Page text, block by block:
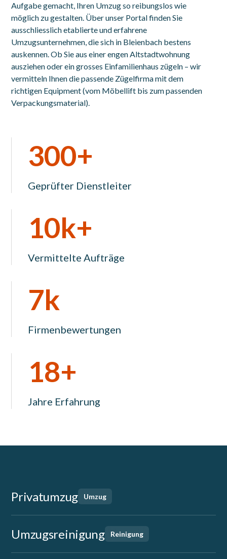
Aufgabe gemacht, Ihren Umzug so reibungslos wie
möglich zu gestalten. Über unser Portal finden Sie
ausschliesslich etablierte und erfahrene
Umzugsunternehmen, die sich in Bleienbach bestens
auskennen. Ob Sie aus einer engen Altstadtwohnung
ausziehen oder ein grosses Einfamilienhaus zügeln – wir
vermitteln Ihnen die passende Zügelfirma mit dem
richtigen Equipment (vom Möbellift bis zum passenden
Verpackungsmaterial).
300+
Geprüfter Dienstleiter
10k+
Vermittelte Aufträge
7k
Firmenbewertungen
18+
Jahre Erfahrung
Privatumzug Umzug
Umzugsreinigung Reinigung